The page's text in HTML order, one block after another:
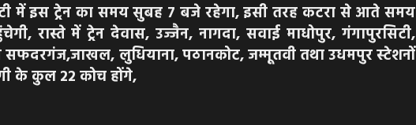
में इस ट्रेन का समय सुबह 7 बजे रहेगा, इसी तरह कटरा से आते समय
रास्ते में ट्रेन देवास, उज्जैन, नागदा, सवाई माधोपुर, गंगापुरसिटी,
लुधियाना, पठानकोट, जम्मूतवी तथा उधमपुर स्टेशनों
के कुल 22 कोच होंगे,